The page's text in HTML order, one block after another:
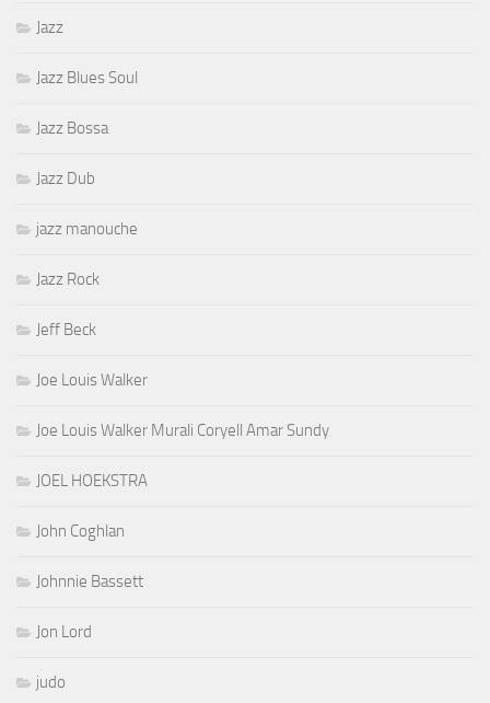
Jazz
Jazz Blues Soul
Jazz Bossa
Jazz Dub
jazz manouche
Jazz Rock
Jeff Beck
Joe Louis Walker
Joe Louis Walker Murali Coryell Amar Sundy
JOEL HOEKSTRA
John Coghlan
Johnnie Bassett
Jon Lord
judo